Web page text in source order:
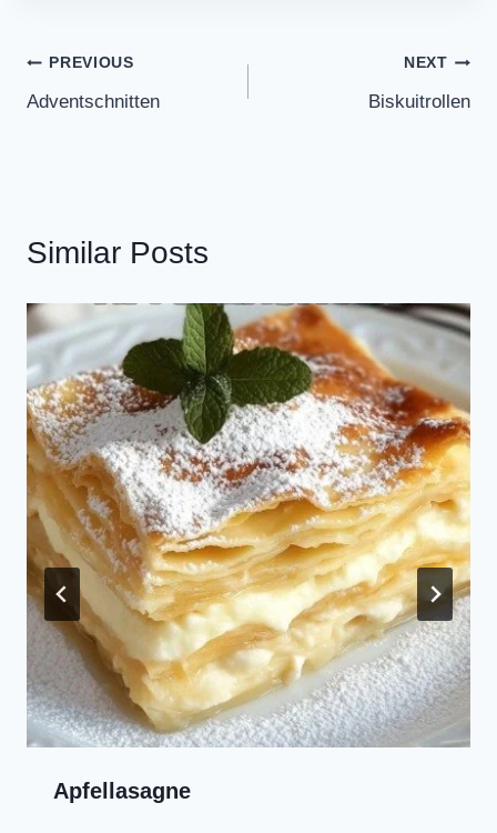
Post
navigation
PREVIOUS
Adventschnitten
NEXT
Biskuitrollen
Similar Posts
Apfellasagne